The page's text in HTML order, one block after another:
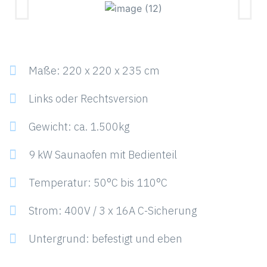
Maße: 220 x 220 x 235 cm
Links oder Rechtsversion
Gewicht: ca. 1.500kg
9 kW Saunaofen mit Bedienteil
Temperatur: 50°C bis 110°C
Strom: 400V / 3 x 16A C-Sicherung
Untergrund: befestigt und eben